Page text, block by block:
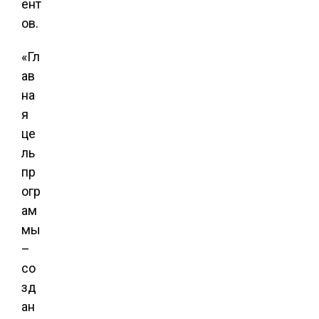
ент
ов.
«Гл
ав
на
я
це
ль
пр
огр
ам
мы
–
со
зд
ан